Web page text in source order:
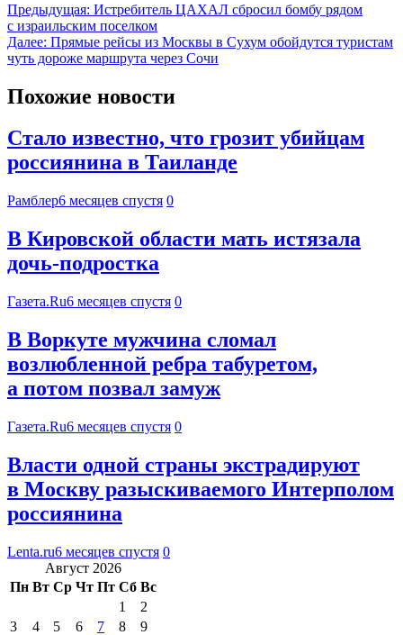
Предыдущая: Истребитель ЦАХАЛ сбросил бомбу рядом
с израильским поселком
Далее: Прямые рейсы из Москвы в Сухум обойдутся туристам
чуть дороже маршрута через Сочи
Похожие новости
Стало известно, что грозит убийцам
россиянина в Таиланде
Рамблер6 месяцев спустя 0
В Кировской области мать истязала
дочь-подростка
Газета.Ru6 месяцев спустя 0
В Воркуте мужчина сломал
возлюбленной ребра табуретом,
а потом позвал замуж
Газета.Ru6 месяцев спустя 0
Власти одной страны экстрадируют
в Москву разыскиваемого Интерполом
россиянина
Lenta.ru6 месяцев спустя 0
Август 2026
Пн Вт Ср Чт Пт Сб Вс
1
2
3
4 5 6 7 8
9